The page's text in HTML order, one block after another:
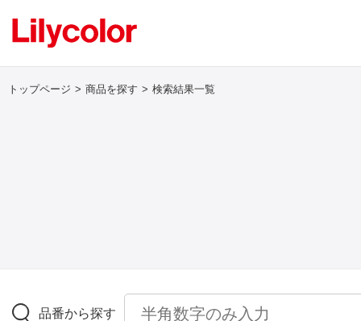
トップページ 商品を探す 検索結果一覧
品番から探す